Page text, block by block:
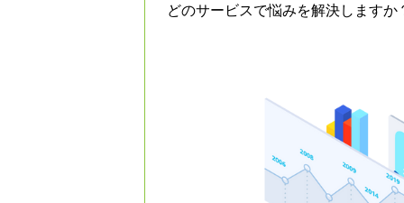
どのサービスで悩みを解決しますか